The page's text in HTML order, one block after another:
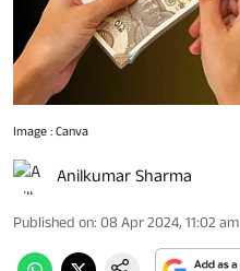
Image : Canva
Anilkumar Sharma
Published on: 08 Apr 2024, 11:02 am